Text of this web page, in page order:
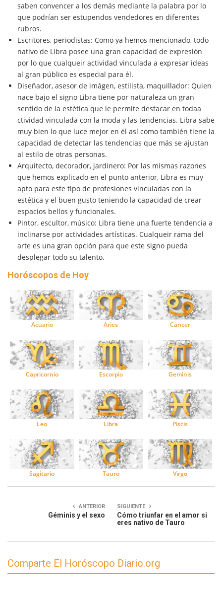
saben convencer a los demás mediante la palabra por lo
que podrían ser estupendos vendedores en diferentes
rubros.
Escritores, periodistas: Como ya hemos mencionado, todo
nativo de Libra posee una gran capacidad de expresión
por lo que cualqueir actividad vinculada a expresar ideas
al gran público es especial para él.
Diseñador, asesor de imágen, estilista, maquillador: Quien
nace bajo el signo Libra tiene por naturaleza un gran
sentido de la estética que le permite destacar en todaa
ctividad vinculada con la moda y las tendencias. Libra sabe
muy bien lo que luce mejor en él así como también tiene la
capacidad de detectar las tendencias que más se ajustan
al estilo de otras personas.
Arquitecto, decorador, jardinero: Por las mismas razones
que hemos explicado en el punto anterior, Libra es muy
apto para este tipo de profesiones vinculadas con la
estética y el buen gusto teniendo la capacidad de crear
espacios bellos y funcionales.
Pintor, escultor, músico: Libra tiene una fuerte tendencia a
inclinarse por actividades artísticas. Cualqueir rama del
arte es una gran opción para que este signo pueda
desplegar todo su talento.
Horóscopos de Hoy
Acuario Aries Cancer
Capricornio Escorpio Geminis
Leo Libra Piscis
Sagitario Tauro Virgo
ANTERIOR
Géminis y el sexo
SIGUIENTE
Cómo triunfar en el amor si
eres nativo de Tauro
Comparte El Horóscopo Diario.org